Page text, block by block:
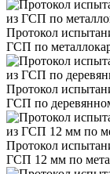
Протокол
ГСП по
Протокол
ГСП по
Протокол
ГСП 12 мм по